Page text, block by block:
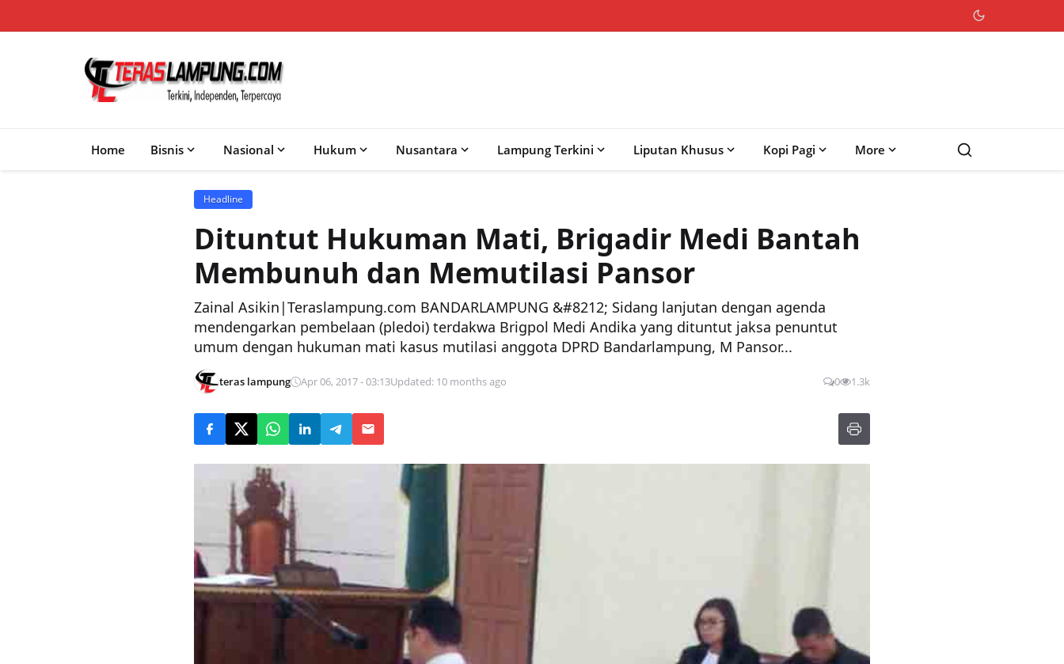
Home Bisnis Nasional Hukum Nusantara Lampung Terkini Liputan Khusus Kopi Pagi More
Headline
Dituntut Hukuman Mati, Brigadir Medi Bantah
Membunuh dan Memutilasi Pansor
Zainal Asikin|Teraslampung.com BANDARLAMPUNG &#8212; Sidang lanjutan dengan agenda
mendengarkan pembelaan (pledoi) terdakwa Brigpol Medi Andika yang dituntut jaksa penuntut
umum dengan hukuman mati kasus mutilasi anggota DPRD Bandarlampung, M Pansor...
teras lampung Apr 06, 2017 - 03:13Updated: 10 months ago 0 1.3k